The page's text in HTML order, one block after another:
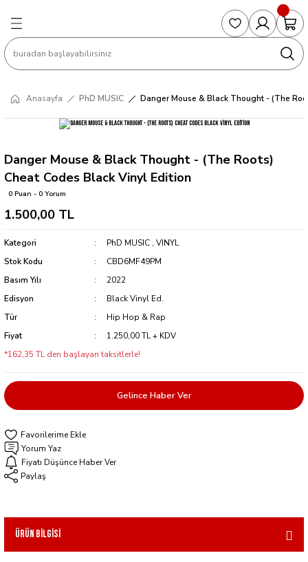
Hardcover
MANGA
DARK HORSE
DC COMICS
DC COMICS
Formula Singles
Pokemon Singles
Formula 1
Anasayfa PhD MUSIC Danger Mouse & Black Thought - (The
Danger Mouse & Black Thought - (The Roots)
Cheat Codes Black Vinyl Edition
0 Puan - 0 Yorum
1.500,00 TL
Kategori PhD MUSIC , VINYL
Stok Kodu
CBD6MF49PM
Basım Yılı
2022
Edisyon
Black Vinyl Ed.
Tür
Hip Hop & Rap
Fiyat
1.250,00 TL + KDV
*162,35 TL den başlayan taksitlerle!
Gelince Haber Ver
Yorum Yaz
Fiyatı Düşünce Haber Ver
Paylaş
Ürün Bilgisi